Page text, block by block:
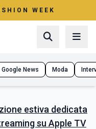
WEEK
Google News Moda
estiva dedicata
su Apple TV